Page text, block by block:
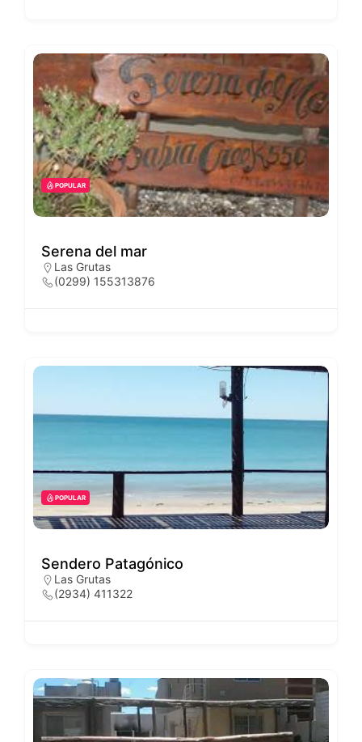
POPULAR
Serena del mar
Las Grutas
(0299) 155313876
POPULAR
Sendero Patagónico
Las Grutas
(2934) 411322